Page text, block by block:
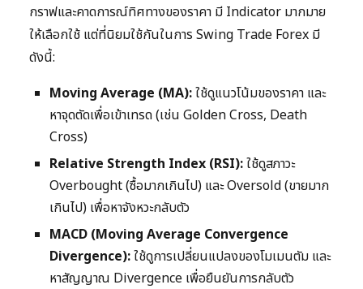
กราฟและคาดการณ์ทิศทางของราคา มี Indicator มากมาย
ให้เลือกใช้ แต่ที่นิยมใช้กันในการ Swing Trade Forex มี
ดังนี้:
Moving Average (MA):ใช้ดูแนวโน้มของราคา และ
หาจุดตัดเพื่อเข้าเทรด (เช่น Golden Cross, Death
Cross)
Relative Strength Index (RSI):ใช้ดูสภาวะ
Overbought (ซื้อมากเกินไป) และ Oversold (ขายมาก
เกินไป) เพื่อหาจังหวะกลับตัว
MACD (Moving Average Convergence
Divergence):ใช้ดูการเปลี่ยนแปลงของโมเมนตัม และ
หาสัญญาณ Divergence เพื่อยืนยันการกลับตัว